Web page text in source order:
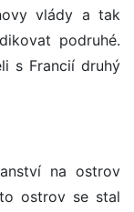
vlády a tak
podruhé.
s Francií druhý
na ostrov
ostrov se stal